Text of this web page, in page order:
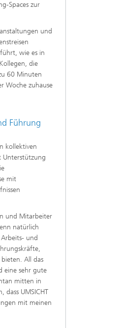
Spaces zur
und
wie es in
die
60 Minuten
Woche zuhause
Führung
kollektiven
Unterstützung
mit
und Mitarbeiter
natürlich
und
All das
eine sehr gute
mitten in
UMSICHT
mit meinen